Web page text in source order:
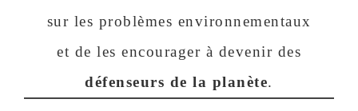
sur les problèmes environnementaux
et de les encourager à devenir des
défenseurs de la planète.